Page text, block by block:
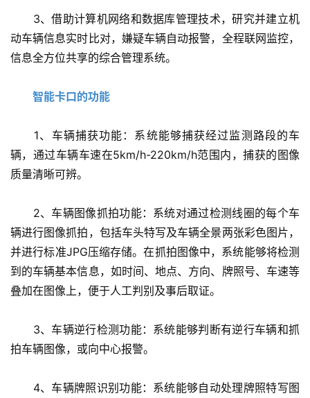
3、借助计算机网络和数据库管理技术，研究并建立机
动车辆信息实时比对，嫌疑车辆自动报警，全程联网监控，
信息全方位共享的综合管理系统。
智能卡口的功能
1、车辆捕获功能：系统能够捕获经过监测路段的车
辆，通过车辆车速在5km/h-220km/h范围内，捕获的图像
质量清晰可辨。
2、车辆图像抓拍功能：系统对通过检测线圈的每个车
辆进行图像抓拍，包括车头特写及车辆全景两张彩色图片，
并进行标准JPG压缩存储。在抓拍图像中，系统能够将检测
到的车辆基本信息，如时间、地点、方向、牌照号、车速等
叠加在图像上，便于人工判别及事后取证。
3、车辆逆行检测功能：系统能够判断有逆行车辆和抓
拍车辆图像，或向中心报警。
4、车辆牌照识别功能：系统能够自动处理牌照特写图